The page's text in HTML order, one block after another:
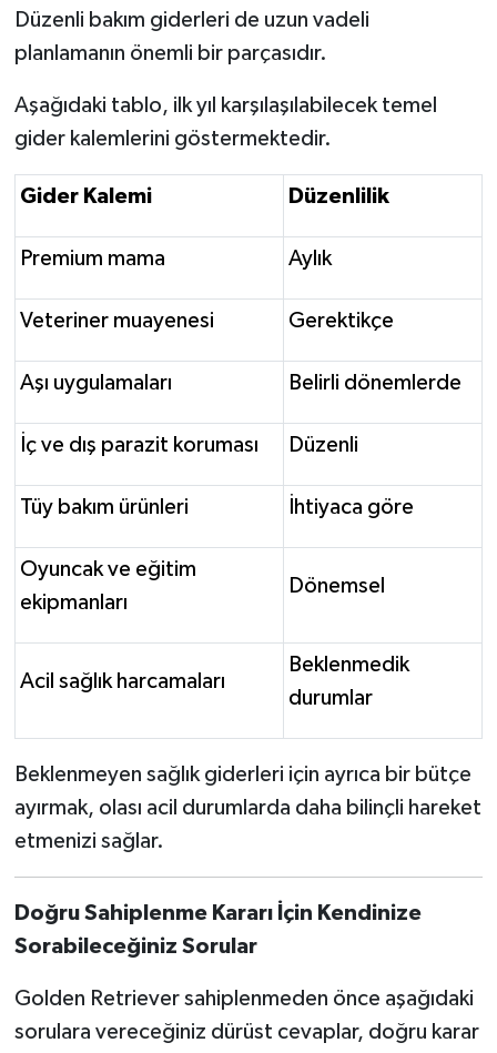
Düzenli bakım giderleri de uzun vadeli
planlamanın önemli bir parçasıdır.
Aşağıdaki tablo, ilk yıl karşılaşılabilecek temel
gider kalemlerini göstermektedir.
Gider Kalemi Düzenlilik
Premium mama Aylık
Veteriner muayenesi Gerektikçe
Aşı uygulamaları Belirli dönemlerde
İç ve dış parazit koruması Düzenli
Tüy bakım ürünleri İhtiyaca göre
Oyuncak ve eğitim
ekipmanları
Dönemsel
Acil sağlık harcamaları
Beklenmedik
durumlar
Beklenmeyen sağlık giderleri için ayrıca bir bütçe
ayırmak, olası acil durumlarda daha bilinçli hareket
etmenizi sağlar.
Doğru Sahiplenme Kararı İçin Kendinize
Sorabileceğiniz Sorular
Golden Retriever sahiplenmeden önce aşağıdaki
sorulara vereceğiniz dürüst cevaplar, doğru karar